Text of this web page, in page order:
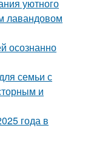
уютного
лавандовом
осознанно
семьи с
и
года в